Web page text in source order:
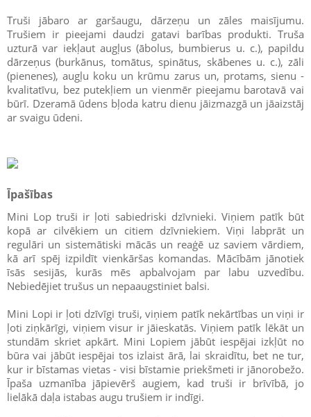
Truši jābaro ar garšaugu, dārzeņu un zāles maisījumu.
Trušiem ir pieejami daudzi gatavi barības produkti. Truša
uzturā var iekļaut augļus (ābolus, bumbierus u. c.), papildu
dārzeņus (burkānus, tomātus, spinātus, skābenes u. c.), zāli
(pienenes), augļu koku un krūmu zarus un, protams, sienu -
kvalitatīvu, bez putekļiem un vienmēr pieejamu barotavā vai
būrī. Dzeramā ūdens bļoda katru dienu jāizmazgā un jāaizstāj
ar svaigu ūdeni.
Īpašības
Mini Lop truši ir ļoti sabiedriski dzīvnieki. Viņiem patīk būt
kopā ar cilvēkiem un citiem dzīvniekiem. Viņi labprāt un
regulāri un sistemātiski mācās un reaģē uz saviem vārdiem,
kā arī spēj izpildīt vienkāršas komandas. Mācībām jānotiek
īsās sesijās, kurās mēs apbalvojam par labu uzvedību.
Nebiedējiet trušus un nepaaugstiniet balsi.
Mini Lopi ir ļoti dzīvīgi truši, viņiem patīk nekārtības un viņi ir
ļoti ziņkārīgi, viņiem visur ir jāieskatās. Viņiem patīk lēkāt un
stundām skriet apkārt. Mini Lopiem jābūt iespējai izkļūt no
būra vai jābūt iespējai tos izlaist ārā, lai skraidītu, bet ne tur,
kur ir bīstamas vietas - visi bīstamie priekšmeti ir jānorobežo.
Īpaša uzmanība jāpievērš augiem, kad truši ir brīvībā, jo
lielākā daļa istabas augu trušiem ir indīgi.